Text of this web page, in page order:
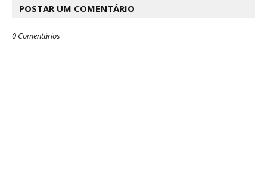
POSTAR UM COMENTÁRIO
0 Comentários